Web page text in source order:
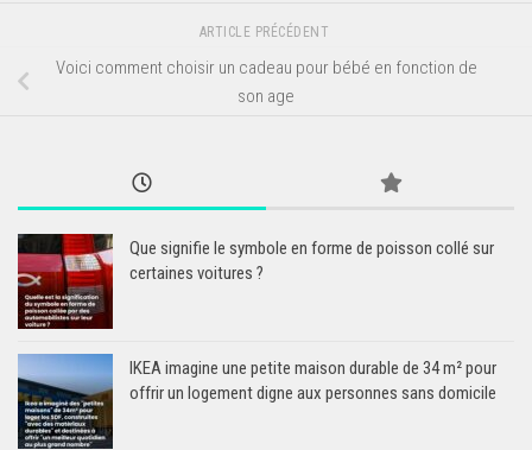
ARTICLE PRÉCÉDENT
Voici comment choisir un cadeau pour bébé en fonction de
son age
Que signifie le symbole en forme de poisson collé sur
certaines voitures ?
IKEA imagine une petite maison durable de 34 m² pour
offrir un logement digne aux personnes sans domicile